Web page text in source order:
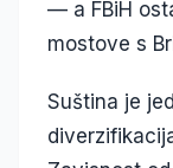
— a FBiH
mostove s
Suština je